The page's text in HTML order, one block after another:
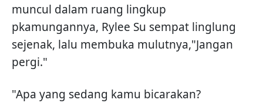
muncul dalam ruang lingkup
pkamungannya, Rylee Su sempat linglung
sejenak, lalu membuka mulutnya,"Jangan
pergi."
"Apa yang sedang kamu bicarakan?